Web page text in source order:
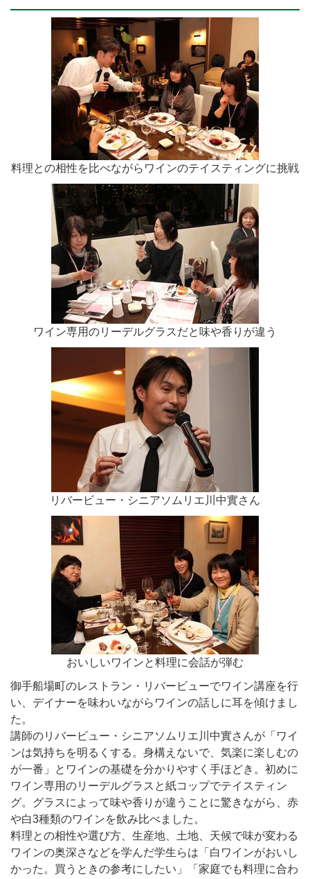
料理との相性を比べながらワインのテイスティングに挑戦
ワイン専用のリーデルグラスだと味や香りが違う
リバービュー・シニアソムリエ川中實さん
おいしいワインと料理に会話が弾む
御手船場町のレストラン・リバービューでワイン講座を行
い、デイナーを味わいながらワインの話しに耳を傾けまし
た。
講師のリバービュー・シニアソムリエ川中實さんが「ワイ
ンは気持ちを明るくする。身構えないで、気楽に楽しむの
が一番」とワインの基礎を分かりやすく手ほどき。初めに
ワイン専用のリーデルグラスと紙コップでテイスティン
グ。グラスによって味や香りが違うことに驚きながら、赤
や白3種類のワインを飲み比べました。
料理との相性や選び方、生産地、土地、天候で味が変わる
ワインの奥深さなどを学んだ学生らは「白ワインがおいし
かった。買うときの参考にしたい」「家庭でも料理に合わ